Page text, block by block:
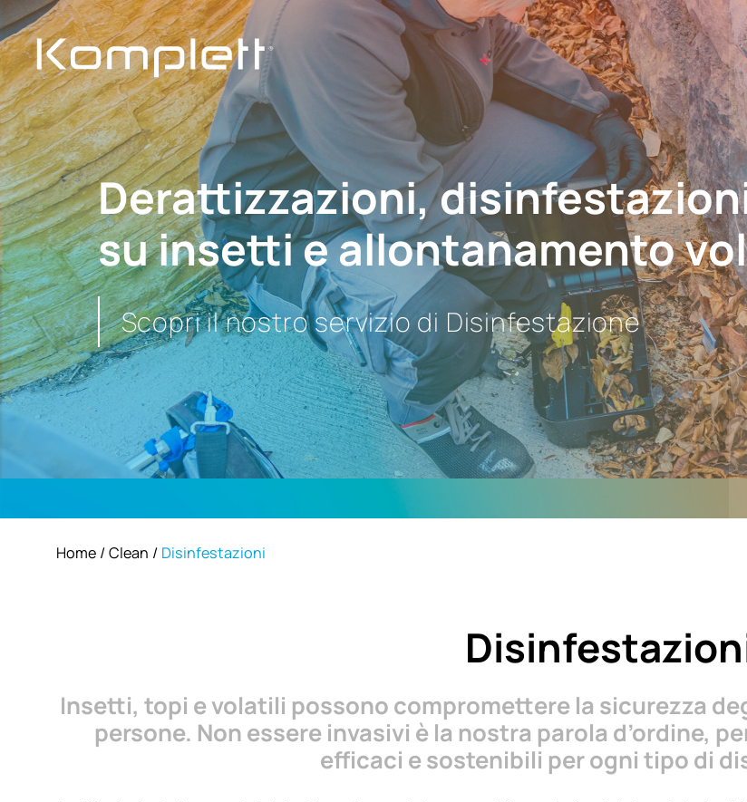
Derattizzazioni,
su insetti e allontanamento
Scopri il nostro servizio di Disinfestazione
Home Clean Disinfestazioni
Insetti, topi e volatili possono compromettere la sicurezza
persone. Non essere invasivi è la nostra parola d’ordine,
efficaci e sostenibili per ogni tipo di